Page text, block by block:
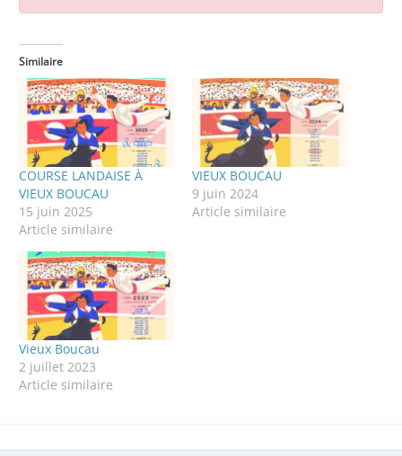
Similaire
COURSE LANDAISE À
VIEUX BOUCAU
15 juin 2025
Article similaire
VIEUX BOUCAU
9 juin 2024
Article similaire
Vieux Boucau
2 juillet 2023
Article similaire